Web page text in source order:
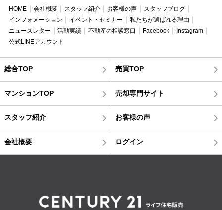
HOME 会社概要 スタッフ紹介 お客様の声
スタッフブログ
インフォメーション
イベント・セミナー
私たちが選ばれる理由
ニュースレター
活動実績 不動産の相談窓口 Facebook
Instagram
公式LINEアカウント
総合TOP 売買TOP
マンションTOP 売却専門サイト
スタッフ紹介 お客様の声
会社概要 ログイン